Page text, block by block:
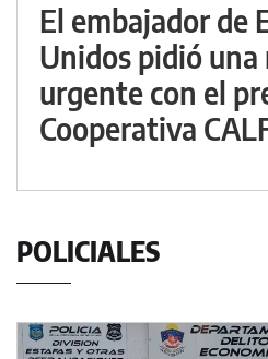
El embajador de
Unidos pidió una
urgente con el
Cooperativa
POLICIALES